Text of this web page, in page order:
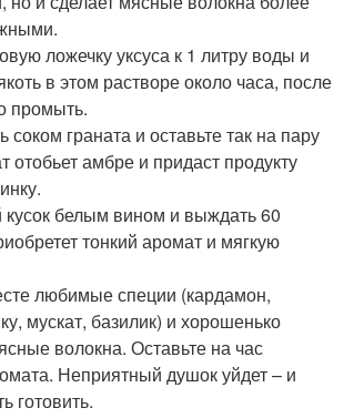
ложечку уксуса к 1 литру воды и
в этом растворе около часа, после
промыть.
соком граната и оставьте так на пару
отобьет амбре и придаст продукту
кусок белым вином и выждать 60
тонкий аромат и мягкую
любимые специи (кардамон,
мускат, базилик) и хорошенько
волокна. Оставьте на час
Неприятный душок уйдет – и
готовить.